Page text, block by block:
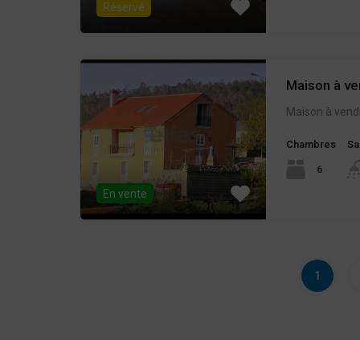
Réservé
En vente
Maison à
Maison à
Chambres
6
1